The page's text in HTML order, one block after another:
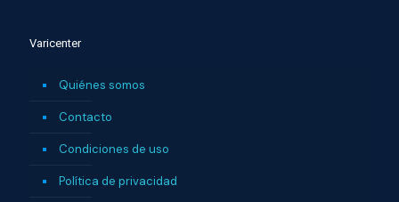
Varicenter
Quiénes somos
Contacto
Condiciones de uso
Política de privacidad